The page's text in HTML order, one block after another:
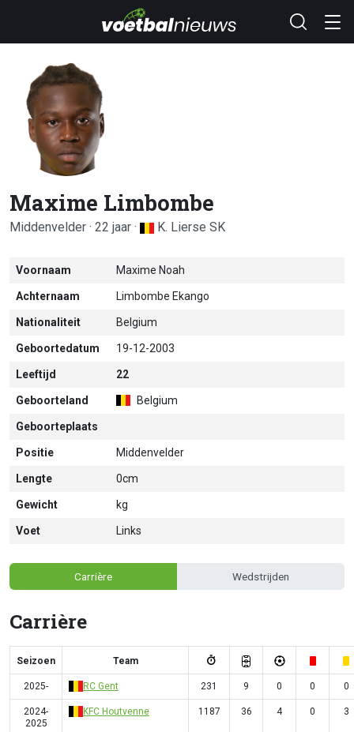
Maxime Limbombe
Middenvelder · 22 jaar · K. Lierse SK
Voornaam Maxime Noah
Achternaam Limbombe Ekango
Nationaliteit Belgium
Geboortedatum 19-12-2003
Leeftijd 22
Geboorteland Belgium
Geboorteplaats
Positie Middenvelder
Lengte 0cm
Gewicht kg
Voet Links
Carrière Wedstrijden
Carrière
Seizoen Team
2025- RC Gent 231 9 0 0 0
2024-
2025
KFC Houtvenne 1187 36 4 0 3